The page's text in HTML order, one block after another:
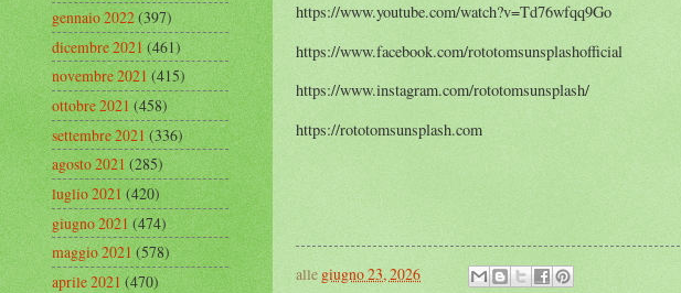
https://www.youtube.com/watch?v=Td76wfqq9Go
https://www.facebook.com/rototomsunsplashofficial
https://www.instagram.com/rototomsunsplash/
https://rototomsunsplash.com
alle giugno 23, 2026
gennaio 2022(397)
dicembre 2021(461)
novembre 2021(415)
ottobre 2021(458)
settembre 2021(336)
agosto 2021(285)
luglio 2021(420)
giugno 2021(474)
maggio 2021(578)
aprile 2021(470)